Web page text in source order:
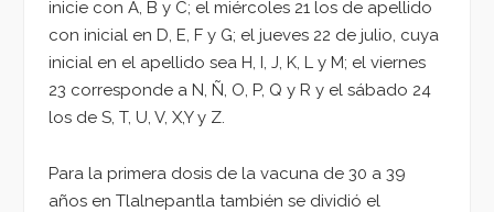
inicie con A, B y C; el miércoles 21 los de apellido
con inicial en D, E, F y G; el jueves 22 de julio, cuya
inicial en el apellido sea H, I, J, K, L y M; el viernes
23 corresponde a N, Ñ, O, P, Q y R y el sábado 24
los de S, T, U, V, X,Y y Z.
Para la primera dosis de la vacuna de 30 a 39
años en Tlalnepantla también se dividió el